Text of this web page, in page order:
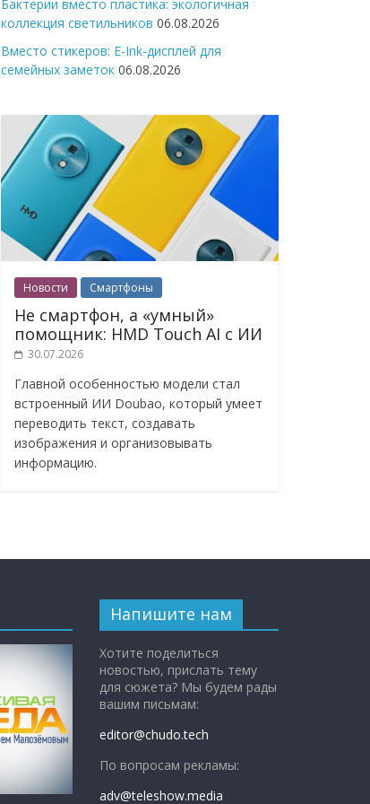
Бактерии вместо пластика: экологичная
коллекция светильников 06.08.2026
Вместо стикеров: E-Ink-дисплей для
семейных заметок 06.08.2026
Новости Смартфоны
Не смартфон, а «умный»
помощник: HMD Touch AI с ИИ
30.07.2026
Главной особенностью модели стал
встроенный ИИ Doubao, который умеет
переводить текст, создавать
изображения и организовывать
информацию.
Напишите нам
Хотите поделиться
новостью, прислать тему
для сюжета? Мы будем рады
вашим письмам:
editor@chudo.tech
По вопросам рекламы:
adv@teleshow.media